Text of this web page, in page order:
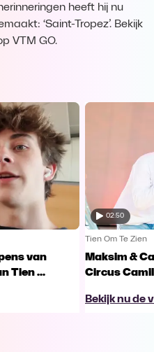
heeft hij nu
‘Saint-Tropez’. Bekijk
VTM GO.
van
Tien ...
02:50
Tien Om Te Zien
Maksim &
Circus
Bekijk nu de